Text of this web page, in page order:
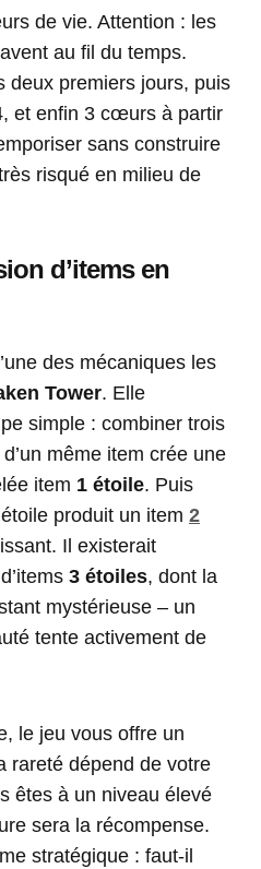
de vie. Attention : les
au fil du temps.
premiers jours, puis
et enfin 3 cœurs à partir
sans construire
risqué en milieu de
d’items en
des mécaniques les
Tower. Elle
simple : combiner trois
même item crée une
item 1 étoile. Puis
produit un item 2
Il existerait
3 étoiles, dont la
mystérieuse – un
tente activement de
le jeu vous offre un
rareté dépend de votre
êtes à un niveau élevé
sera la récompense.
stratégique : faut-il